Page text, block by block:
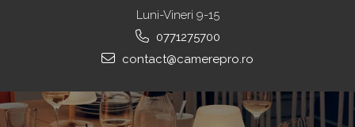
Luni-Vineri 9-15
0771275700
contact@camerepro.ro